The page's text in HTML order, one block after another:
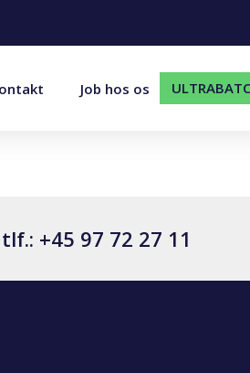
Job hos os
+45 97 72 27 11